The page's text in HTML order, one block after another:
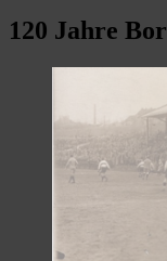
120 Jahre